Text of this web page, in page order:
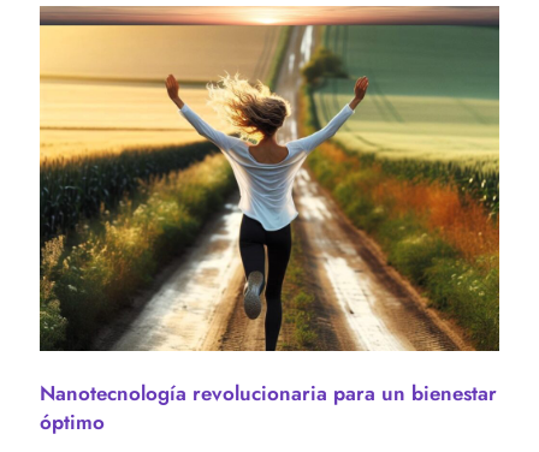
Nanotecnología revolucionaria para un bienestar
óptimo